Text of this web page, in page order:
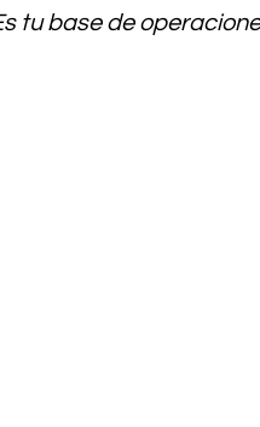
tu base de